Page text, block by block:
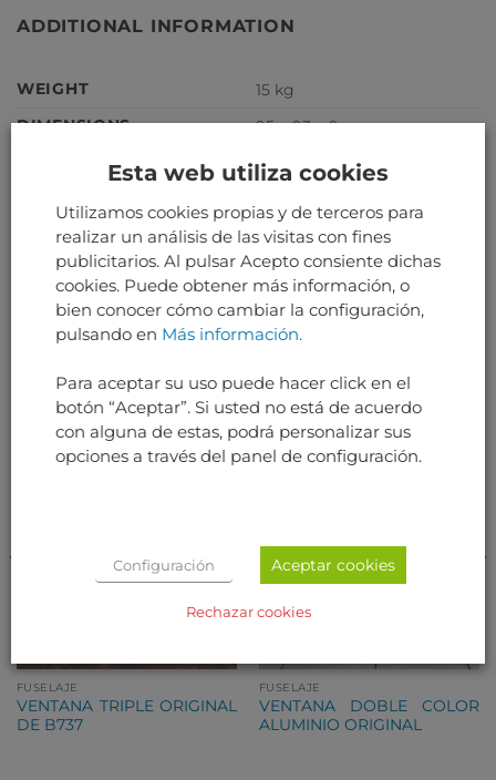
ADDITIONAL INFORMATION
WEIGHT
15 kg
DIMENSIONS
95 × 93 × 9 cm
IMPORTANTE
Nuestras piezas de avión no son serviciables, y no se
pueden instalar en un avión serviciable.
RELATED PRODUCTS
FUSELAJE
VENTANA TRIPLE ORIGINAL
DE B737
FUSELAJE
VENTANA DOBLE COLOR
ALUMINIO ORIGINAL
Esta web utiliza cookies
Utilizamos cookies propias y de terceros para
realizar un análisis de las visitas con fines
publicitarios. Al pulsar Acepto consiente dichas
cookies. Puede obtener más información, o
bien conocer cómo cambiar la configuración,
pulsando en Más información.
Para aceptar su uso puede hacer click en el
botón “Aceptar”. Si usted no está de acuerdo
con alguna de estas, podrá personalizar sus
opciones a través del panel de configuración.
Configuración Aceptar cookies
Rechazar cookies